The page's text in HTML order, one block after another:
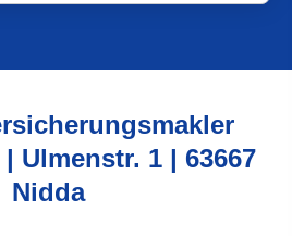
Ulmenstr. 1 | 63667
Nidda